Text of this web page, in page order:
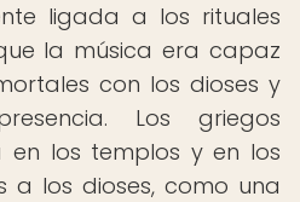
ligada a los rituales
la música era capaz
con los dioses y
Los griegos
en los templos y en los
a los dioses, como una